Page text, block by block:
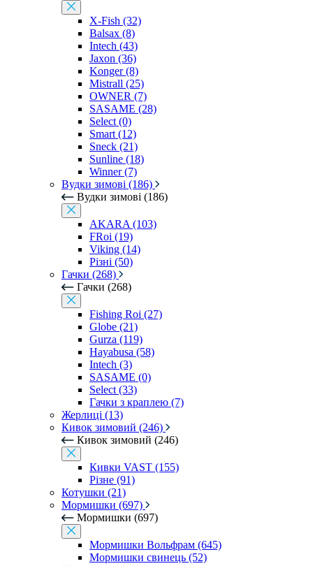
X-Fish (32)
Balsax (8)
Intech (43)
Jaxon (36)
Konger (8)
Mistrall (25)
OWNER (7)
SASAME (28)
Select (0)
Smart (12)
Sneck (21)
Sunline (18)
Winner (7)
Вудки зимові (186)
Вудки зимові (186)
AKARA (103)
FRoi (19)
Viking (14)
Різні (50)
Гачки (268)
Гачки (268)
Fishing Roi (27)
Globe (21)
Gurza (119)
Hayabusa (58)
Intech (3)
SASAME (0)
Select (33)
Гачки з краплею (7)
Жерлиці (13)
Кивок зимовий (246)
Кивок зимовий (246)
Кивки VAST (155)
Різне (91)
Котушки (21)
Мормишки (697)
Мормишки (697)
Мормишки Вольфрам (645)
Мормишки свинець (52)